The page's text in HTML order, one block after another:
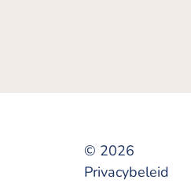
© 2026
Privacybeleid